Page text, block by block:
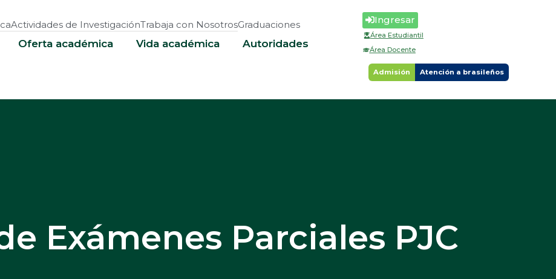
Actividades de InvestigaciónTrabaja con NosotrosGraduaciones
Oferta académica Vida académica Autoridades
Ingresar
Área Estudiantil
Área Docente
Admisión Atención a brasileños
Exámenes Parciales PJC